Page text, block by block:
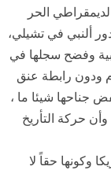
الحر
ألنبي في تشيلي،
وفضح سجلها في
ودون رابطة عنق
جناحها شيئا ما ،
حركة التأريخ
وكونها حقاً لا